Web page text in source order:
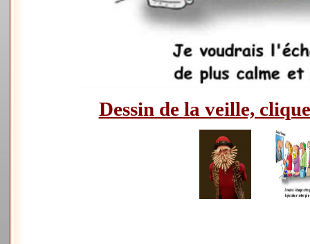
Dessin de la veille,